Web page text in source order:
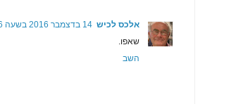
אלכס לכיש 14 בדצמבר 2016 בשעה 15:26
שאפו.
השב